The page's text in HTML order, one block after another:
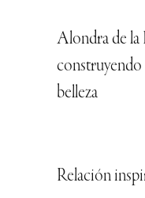
Alondra de la
construyendo
belleza
Relación